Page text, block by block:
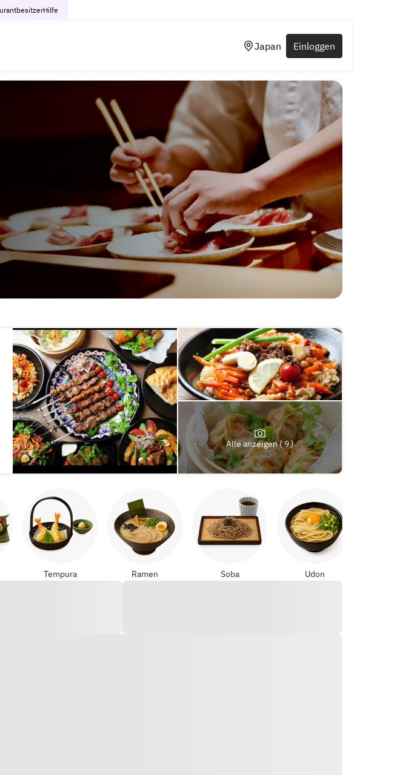
Hilfe
Japan Einloggen
Alle anzeigen ( 9 )
Tempura Ramen Soba Udon